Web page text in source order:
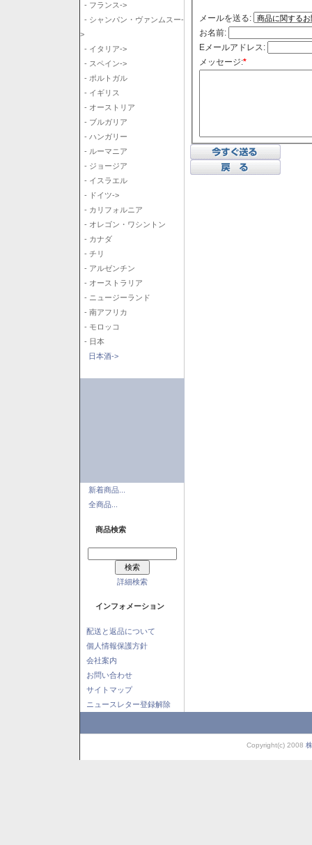
- フランス->
- シャンパン・ヴァンムスー-
>
- イタリア->
- スペイン->
- ポルトガル
- イギリス
- オーストリア
- ブルガリア
- ハンガリー
- ルーマニア
- ジョージア
- イスラエル
- ドイツ->
- カリフォルニア
- オレゴン・ワシントン
- カナダ
- チリ
- アルゼンチン
- オーストラリア
- ニュージーランド
- 南アフリカ
- モロッコ
- 日本
日本酒->
新着商品...
全商品...
商品検索
詳細検索
インフォメーション
配送と返品について
個人情報保護方針
会社案内
お問い合わせ
サイトマップ
ニュースレター登録解除
メールを送る:
お名前:
Eメールアドレス:
メッセージ:*
Copyright(c) 2008